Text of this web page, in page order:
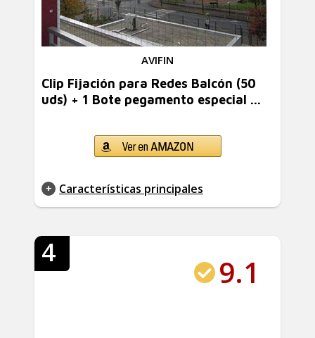
AVIFIN
Clip Fijación para Redes Balcón (50
uds) + 1 Bote pegamento especial ...
Características principales
4
9.1